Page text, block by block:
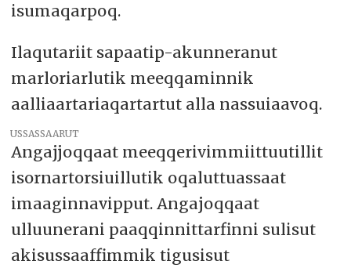
isumaqarpoq.
Ilaqutariit sapaatip-akunneranut
marloriarlutik meeqqaminnik
aalliaartariaqartartut alla nassuiaavoq.
USSASSAARUT
Angajjoqqaat meeqqerivimmiittuutillit
isornartorsiuillutik oqaluttuassaat
imaaginnavipput. Angajoqqaat
ulluunerani paaqqinnittarfinni sulisut
akisussaaffimmik tigusisut